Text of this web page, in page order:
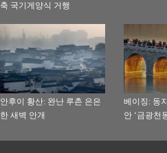
축 국기게양식 거행
안후이 황산: 완난 루촌 은은
한 새벽 안개
베이징: 동
안 ‘금광천